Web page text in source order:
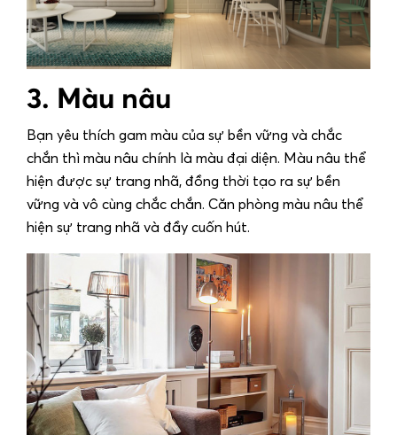
3. Màu nâu
Bạn yêu thích gam màu của sự bền vững và chắc
chắn thì màu nâu chính là màu đại diện. Màu nâu thể
hiện được sự trang nhã, đồng thời tạo ra sự bền
vững và vô cùng chắc chắn. Căn phòng màu nâu thể
hiện sự trang nhã và đầy cuốn hút.